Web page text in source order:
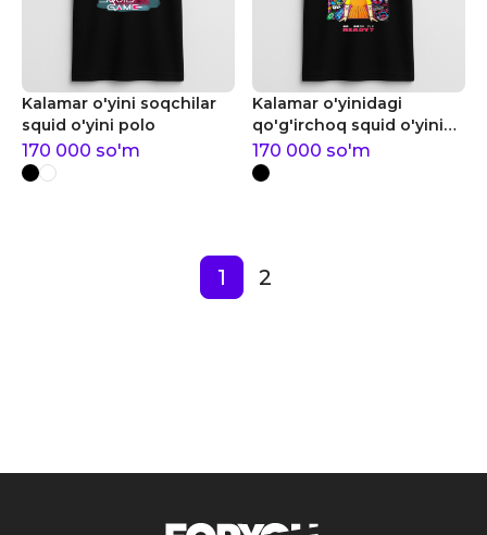
Kalamar o'yini soqchilar
squid o'yini polo
170 000 so'm
Kalamar o'yinidagi
qo'g'irchoq squid o'yini
polo
170 000 so'm
1 2